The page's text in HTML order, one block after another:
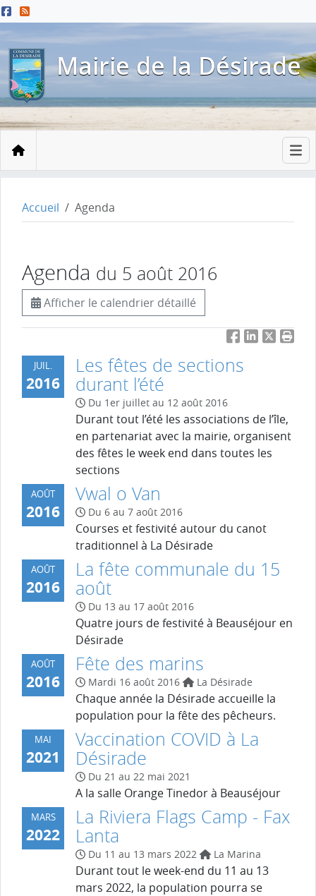
Menu principal
Contenu principal
Pied de page
Mairie de la Désirade
Accueil
Accueil Agenda
Agenda du 5 août 2016
Afficher le calendrier détaillé
FacebookLinkedIn
Twitter
JUIL.
2016
Les fêtes de sections
durant l’été
Du 1er juillet au 12 août 2016
Durant tout l’été les associations de l’île,
en partenariat avec la mairie, organisent
des fêtes le week end dans toutes les
sections
AOÛT
2016
Vwal o Van
Du 6 au 7 août 2016
Courses et festivité autour du canot
traditionnel à La Désirade
AOÛT
2016
La fête communale du 15
août
Du 13 au 17 août 2016
Quatre jours de festivité à Beauséjour en
Désirade
AOÛT
2016
Fête des marins
Mardi 16 août 2016 La Désirade
Chaque année la Désirade accueille la
population pour la fête des pêcheurs.
MAI
2021
Vaccination COVID à La
Désirade
Du 21 au 22 mai 2021
A la salle Orange Tinedor à Beauséjour
MARS
2022
La Riviera Flags Camp - Fax
Lanta
Du 11 au 13 mars 2022 La Marina
Durant tout le week-end du 11 au 13
mars 2022, la population pourra se